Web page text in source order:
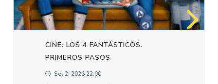
CINE: LOS 4 FANTÁSTICOS.
PRIMEROS PASOS
Set 2, 2026 22:00